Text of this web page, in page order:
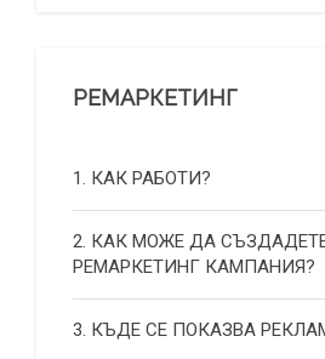
РЕМАРКЕТИНГ
1. КАК РАБОТИ?
2. КАК МОЖЕ ДА
РЕМАРКЕТИНГ КАМПАНИЯ?
3. КЪДЕ СЕ ПОКАЗВА